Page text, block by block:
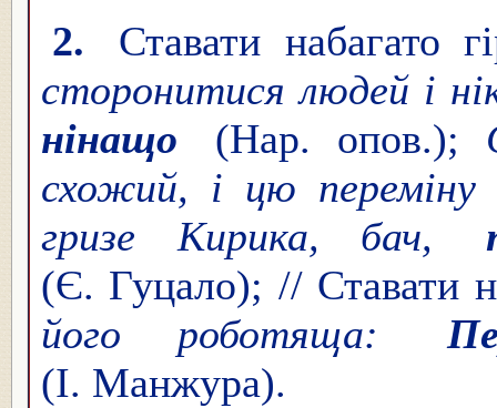
2.
Ставати набагато
сторонитися людей і
нінащо
(Нар. опов.);
схожий, і цю переміну
гризе Кирика, бач,
(Є. Гуцало); // Ставати
його роботяща:
(І. Манжура).